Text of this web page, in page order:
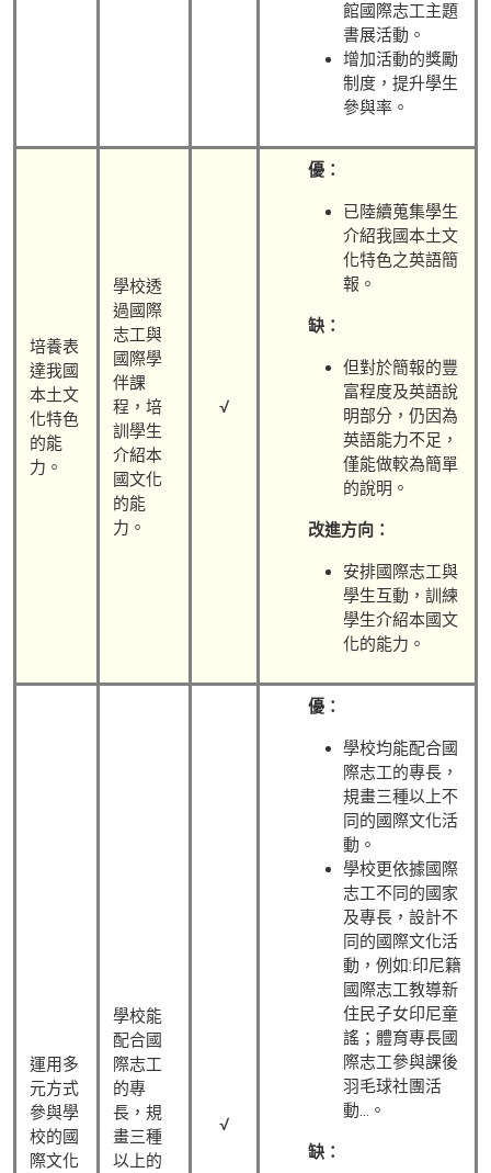
館國際志工主題
書展活動。
增加活動的獎勵
制度，提升學生
參與率。
培養表
達我國
本土文
化特色
的能
力。
學校透
過國際
志工與
國際學
伴課
程，培
訓學生
介紹本
國文化
的能
力。
√
優：
已陸續蒐集學生
介紹我國本土文
化特色之英語簡
報。
缺：
但對於簡報的豐
富程度及英語說
明部分，仍因為
英語能力不足，
僅能做較為簡單
的說明。
改進方向：
安排國際志工與
學生互動，訓練
學生介紹本國文
化的能力。
運用多
元方式
參與學
校的國
際文化
學校能
配合國
際志工
的專
長，規
畫三種
以上的
√
優：
學校均能配合國
際志工的專長，
規畫三種以上不
同的國際文化活
動。
學校更依據國際
志工不同的國家
及專長，設計不
同的國際文化活
動，例如:印尼籍
國際志工教導新
住民子女印尼童
謠；體育專長國
際志工參與課後
羽毛球社團活
動…。
缺：